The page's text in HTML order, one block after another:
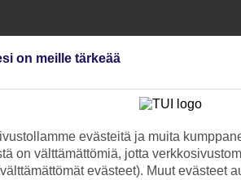
on meille tärkeää
evästeitä ja muita
on välttämättömiä, jotta
evästeet). Muut evästeet